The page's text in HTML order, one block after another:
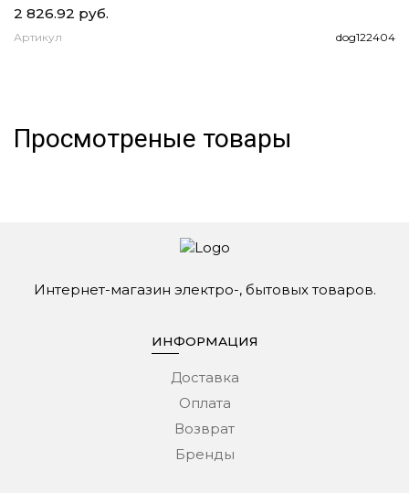
2 826.92 руб.
Артикул dog122404
Просмотреные товары
Интернет-магазин электро-, бытовых товаров.
ИНФОРМАЦИЯ
Доставка
Оплата
Возврат
Бренды